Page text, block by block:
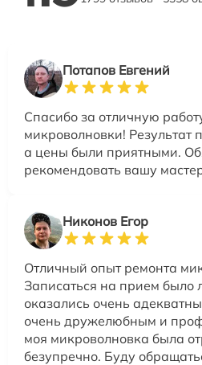
Потапов Евгений
Спасибо за отличную
микроволновки!
а цены были приятными.
рекомендовать вашу
Никонов Егор
Отличный опыт ремонта
Записаться на прием было
оказались очень
очень дружелюбным и
моя микроволновка была
безупречно. Буду